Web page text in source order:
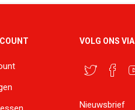
VOLG ONS VIA
Nieuwsbrief